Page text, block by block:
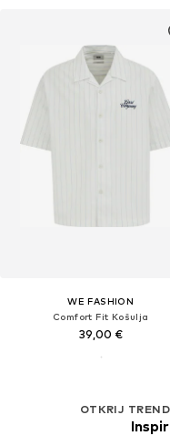
WE FASHION
Comfort Fit Košulja
39,00 €
OTKRIJ